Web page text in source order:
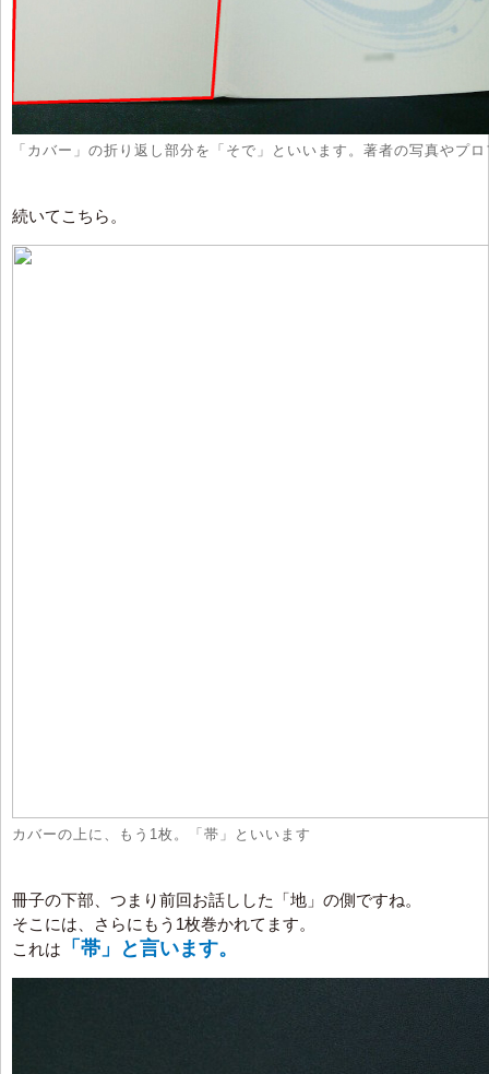
「カバー」の折り返し部分を「そで」といいます。著者の写真やプ
続いてこちら。
カバーの上に、もう1枚。「帯」といいます
冊子の下部、つまり前回お話しした「地」の側ですね。
そこには、さらにもう1枚巻かれてます。
これは
「帯」と言います。